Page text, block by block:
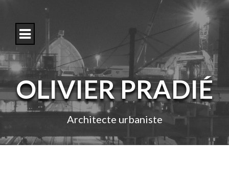
o
c
n
e
OLIVIER PRADIÉ
Architecte urbaniste